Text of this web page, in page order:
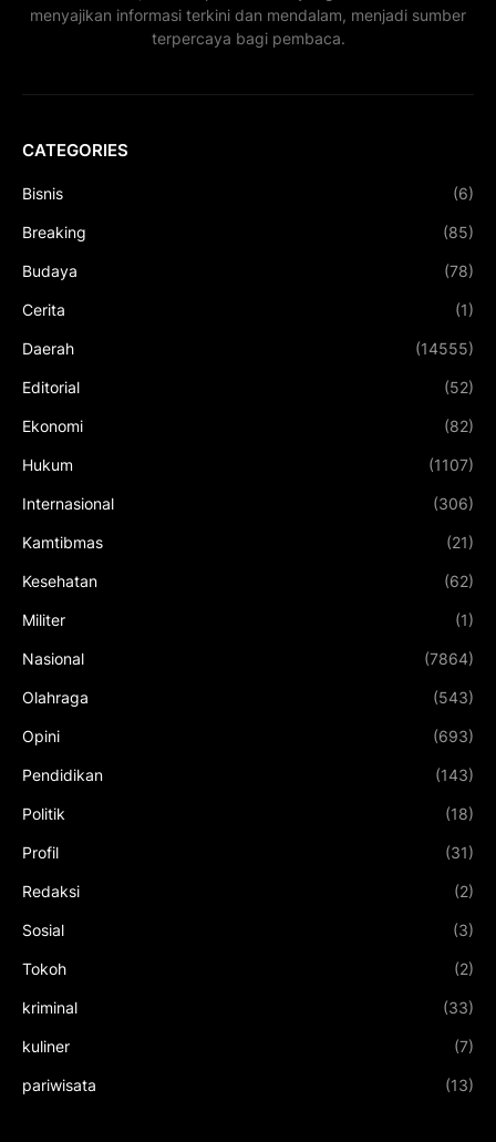
menyajikan informasi terkini dan mendalam, menjadi sumber
terpercaya bagi pembaca.
CATEGORIES
Bisnis (6)
Breaking (85)
Budaya (78)
Cerita (1)
Daerah (14555)
Editorial (52)
Ekonomi (82)
Hukum (1107)
Internasional (306)
Kamtibmas (21)
Kesehatan (62)
Militer (1)
Nasional (7864)
Olahraga (543)
Opini (693)
Pendidikan (143)
Politik (18)
Profil (31)
Redaksi (2)
Sosial (3)
Tokoh (2)
kriminal (33)
kuliner (7)
pariwisata (13)